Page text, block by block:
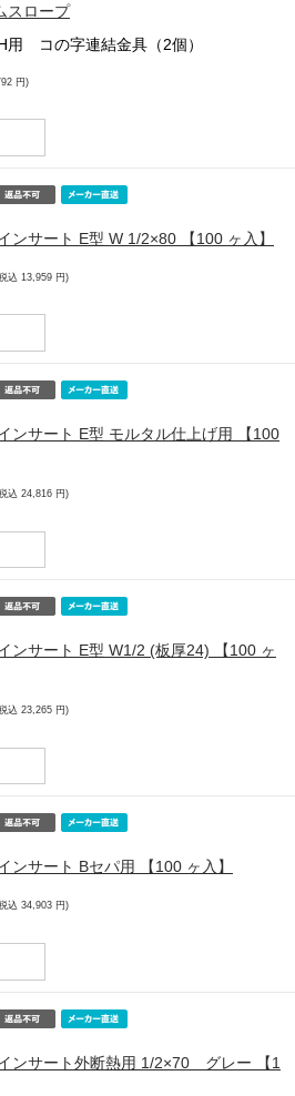
スロープ
用 コの字連結金具（2個）
円)
ンサート E型 W 1/2×80 【100 ヶ入】
込 13,959 円)
ンサート E型 モルタル仕上げ用 【100
込 24,816 円)
ンサート E型 W1/2 (板厚24) 【100 ヶ
込 23,265 円)
ンサート Bセパ用 【100 ヶ入】
込 34,903 円)
ンサート外断熱用 1/2×70 グレー 【1